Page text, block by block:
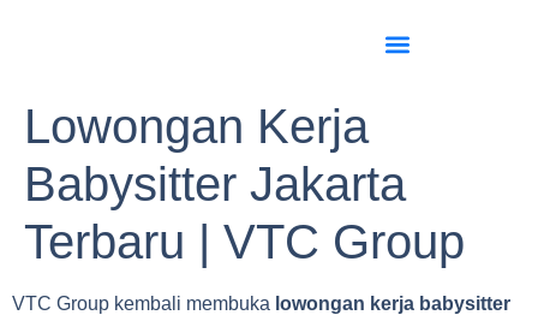
Lowongan Kerja
Babysitter Jakarta
Terbaru | VTC Group
VTC Group kembali membuka lowongan kerja babysitter